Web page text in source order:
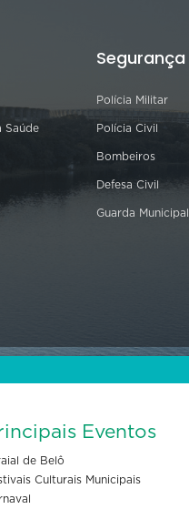
Saúde
Segurança
Polícia Militar
Polícia Civil
Bombeiros
Defesa Civil
Guarda Municipal
Eventos
de Belô
Culturais Municipais